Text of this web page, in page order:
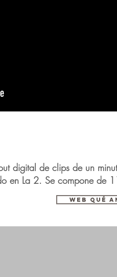
digital de clips de un
en La 2. Se compone de
web QUÉ